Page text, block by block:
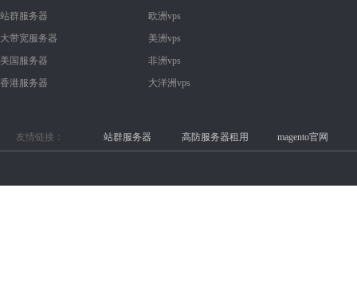
站群服务器
大带宽服务器
美国服务器
香港服务器
欧洲vps
美洲vps
非洲vps
大洋洲vps
友情链接： 站群服务器 高防服务器租用 magento官网